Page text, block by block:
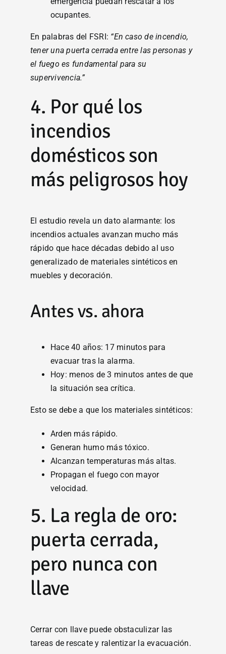
ocupantes.
En palabras del FSRI: “En caso de incendio,
tener una puerta cerrada entre las personas y
el fuego es fundamental para su
supervivencia.”
4. Por qué los
incendios
domésticos son
más peligrosos hoy
El estudio revela un dato alarmante: los
incendios actuales avanzan mucho más
rápido que hace décadas debido al uso
generalizado de materiales sintéticos en
muebles y decoración.
Antes vs. ahora
Hace 40 años: 17 minutos para
evacuar tras la alarma.
Hoy: menos de 3 minutos antes de que
la situación sea crítica.
Esto se debe a que los materiales sintéticos:
Arden más rápido.
Generan humo más tóxico.
Alcanzan temperaturas más altas.
Propagan el fuego con mayor
velocidad.
5. La regla de oro:
puerta cerrada,
pero nunca con
llave
Cerrar con llave puede obstaculizar las
tareas de rescate y ralentizar la evacuación.